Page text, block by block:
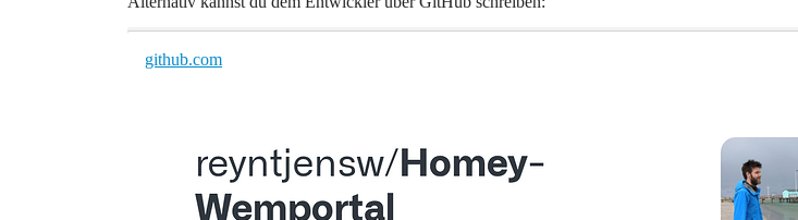
github.com